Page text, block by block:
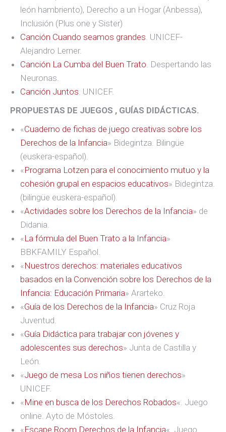
león hambriento), Derecho a un Hogar (Anbessa),
Inclusión (Plus one y Sister)
Canción Cuando seamos grandes. UNICEF-
Alejandro Lerner.
Canción La Cumba del Buen Trato. Despertando las
Neuronas.
Canción Juntos. UNICEF.
PROPUESTAS DE JUEGOS , GUÍAS DIDÁCTICAS.
«Cuaderno de fichas de juego creativas sobre los
Derechos de la Infancia» Bidegintza. Bilingüe
(euskera-español).
«Programa Lotzen para el conocimiento mutuo y la
cohesión grupal en espacios educativos» Bidegintza.
(bilingüe euskera-español).
«Actividades sobre los Derechos de la Infancia» de
Didania.
«La fórmula del Buen Trato a la Infancia»
BBKFAMILY Español.
«Nuestros derechos: materiales educativos
basados en la Convención sobre los Derechos de la
Infancia: Educación Primaria» Ararteko.
«Guía de los Derechos de la Infancia» Cruz Roja
Juventud.
«Guía Didáctica para trabajar con jóvenes y
adolescentes sus derechos» Junta de Castilla y
León.
«Juego de mesa Los niños tienen derechos»
UNICEF.
«Mine en busca de los Derechos Robados«. Juego
online. Ayto de Móstoles.
«Escape Room Derechos de la Infancia«. Juego